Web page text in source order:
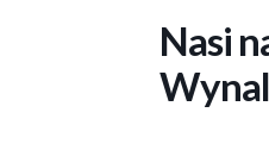
Nasi